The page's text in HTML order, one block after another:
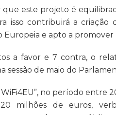
que este projeto é
isso contribuirá a
Europeia e apto a promover
a favor e 7 contra, o
sessão de maio do
no período entre
milhões de euros,